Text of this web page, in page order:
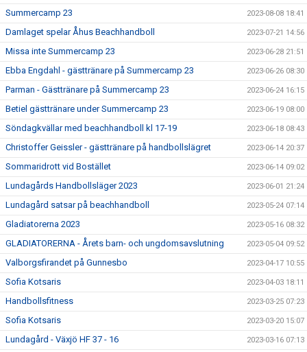
Summercamp 23 2023-08-08 18:41
Damlaget spelar Åhus Beachhandboll 2023-07-21 14:56
Missa inte Summercamp 23 2023-06-28 21:51
Ebba Engdahl - gästtränare på Summercamp 23 2023-06-26 08:30
Parman - Gästtränare på Summercamp 23 2023-06-24 16:15
Betiel gästtränare under Summercamp 23 2023-06-19 08:00
Söndagkvällar med beachhandboll kl 17-19 2023-06-18 08:43
Christoffer Geissler - gästtränare på handbollslägret 2023-06-14 20:37
Sommaridrott vid Bostället 2023-06-14 09:02
Lundagårds Handbollsläger 2023 2023-06-01 21:24
Lundagård satsar på beachhandboll 2023-05-24 07:14
Gladiatorerna 2023 2023-05-16 08:32
GLADIATORERNA - Årets barn- och ungdomsavslutning 2023-05-04 09:52
Valborgsfirandet på Gunnesbo 2023-04-17 10:55
Sofia Kotsaris 2023-04-03 18:11
Handbollsfitness 2023-03-25 07:23
Sofia Kotsaris 2023-03-20 15:07
Lundagård - Växjö HF 37 - 16 2023-03-16 07:13